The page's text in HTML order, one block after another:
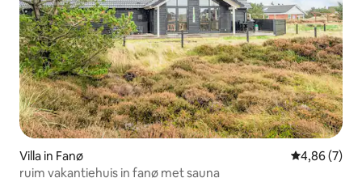
Villa in Fanø Gemiddelde
4,86 (7)
ruim vakantiehuis in fanø met sauna